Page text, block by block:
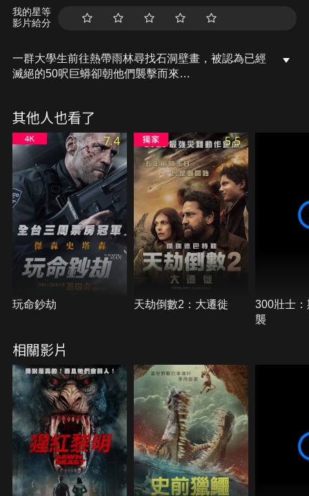
我的星等
影片給分
一群大學生前往熱帶雨林尋找石洞壁畫，被認為已經
滅絕的50呎巨蟒卻朝他們襲擊而來…
其他人也看了
7.4
玩命鈔劫
5.5
天劫倒數2：大遷徙
300壯士
襲
相關影片